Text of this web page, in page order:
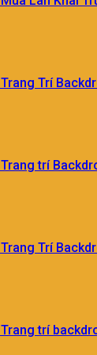
Trang Trí
Trang trí
Trang Trí
Trang trí